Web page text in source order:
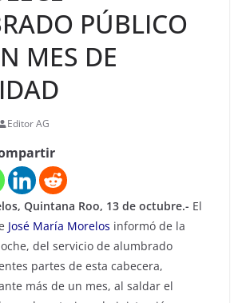
PÚBLICO
MES DE
Editor AG
Quintana Roo, 13 de octubre.- El
José María Morelos informó de la
del servicio de alumbrado
partes de esta cabecera,
más de un mes, al saldar el